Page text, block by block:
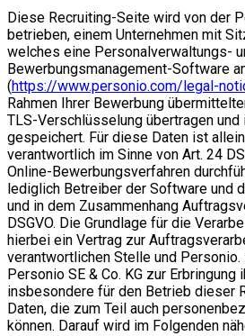
Diese Recruiting-Seite wird von der
betrieben, einem Unternehmen mit
welches eine Personalverwaltungs-
Bewerbungsmanagement-Software
(https://www.personio.com/legal-
Rahmen Ihrer Bewerbung
TLS-Verschlüsselung übertragen und
gespeichert. Für diese Daten ist
verantwortlich im Sinne von Art. 24
Online-Bewerbungsverfahren
lediglich Betreiber der Software und
und in dem Zusammenhang
DSGVO. Die Grundlage für die
hierbei ein Vertrag zur
verantwortlichen Stelle und
Personio SE & Co. KG zur
insbesondere für den Betrieb dieser
Daten, die zum Teil auch
können. Darauf wird im Folgenden